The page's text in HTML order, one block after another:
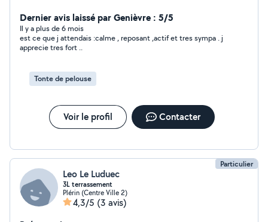
Dernier avis laissé par Genièvre : 5/5
Il y a plus de 6 mois
est ce que j attendais :calme , reposant ,actif et tres sympa . j
apprecie tres fort ..
Tonte de pelouse
Voir le profil Contacter
Particulier
Leo Le Luduec
3L terrassement
Plérin (Centre Ville 2)
4,3/5 (3 avis)